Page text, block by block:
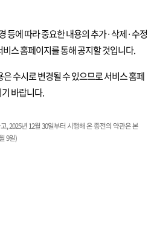
등에 따라 중요한 내용의 추가·삭제·수정
스 홈페이지를 통해 공지할 것입니다.
수시로 변경될 수 있으므로 서비스 홈페
바랍니다.
, 2025년 12월 30일부터 시행해 온 종전의 약관은 본
9일)